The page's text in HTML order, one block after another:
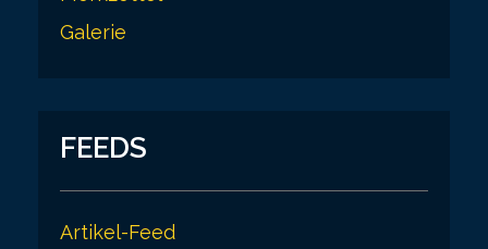
Galerie
FEEDS
Artikel-Feed